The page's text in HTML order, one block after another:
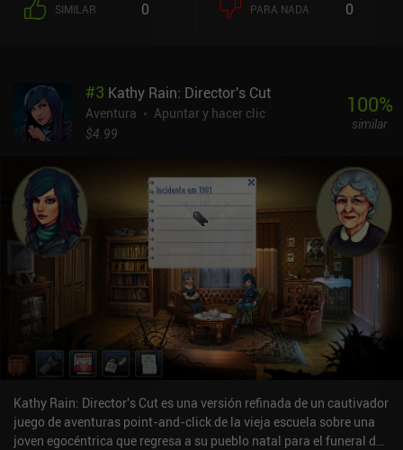
SIMILAR 0 PARA NADA 0
#3 Kathy Rain: Director's Cut
Aventura
Apuntar y hacer clic
$4.99
100%
similar
Kathy Rain: Director's Cut es una versión refinada de un cautivador
juego de aventuras point-and-click de la vieja escuela sobre una
joven egocéntrica que regresa a su pueblo natal para el funeral de